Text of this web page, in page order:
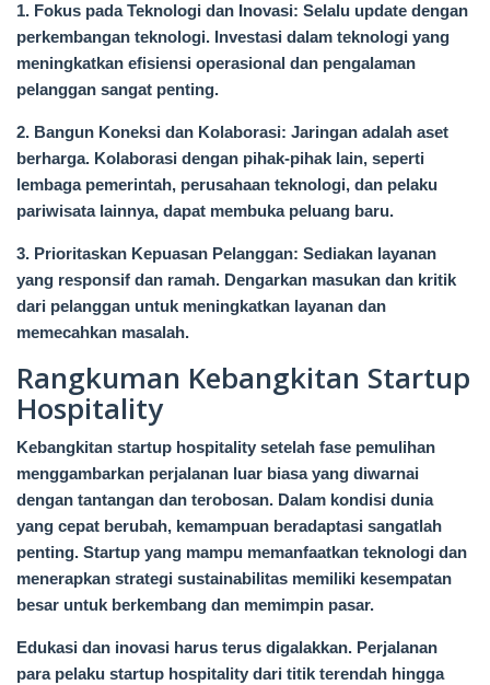
1. Fokus pada Teknologi dan Inovasi: Selalu update dengan
perkembangan teknologi. Investasi dalam teknologi yang
meningkatkan efisiensi operasional dan pengalaman
pelanggan sangat penting.
2. Bangun Koneksi dan Kolaborasi: Jaringan adalah aset
berharga. Kolaborasi dengan pihak-pihak lain, seperti
lembaga pemerintah, perusahaan teknologi, dan pelaku
pariwisata lainnya, dapat membuka peluang baru.
3. Prioritaskan Kepuasan Pelanggan: Sediakan layanan
yang responsif dan ramah. Dengarkan masukan dan kritik
dari pelanggan untuk meningkatkan layanan dan
memecahkan masalah.
Rangkuman Kebangkitan Startup
Hospitality
Kebangkitan startup hospitality setelah fase pemulihan
menggambarkan perjalanan luar biasa yang diwarnai
dengan tantangan dan terobosan. Dalam kondisi dunia
yang cepat berubah, kemampuan beradaptasi sangatlah
penting. Startup yang mampu memanfaatkan teknologi dan
menerapkan strategi sustainabilitas memiliki kesempatan
besar untuk berkembang dan memimpin pasar.
Edukasi dan inovasi harus terus digalakkan. Perjalanan
para pelaku startup hospitality dari titik terendah hingga